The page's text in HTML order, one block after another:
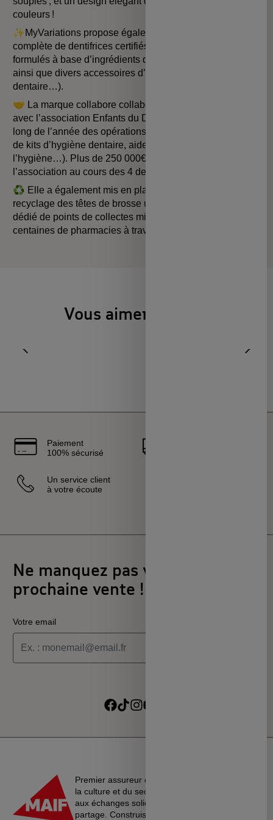
couleurs !
✨MyVariations propose également une gamme
complète de dentifrices certifiés bio Cosmos Organic,
formulés à base d’ingrédients d’origine 100% naturelle,
ainsi que divers accessoires d’hygiène dentaire (fil
dentaire…).
🤝 La marque collabore collabore depuis son lancement
avec l’association Enfants du Désert, en finançant tout au
long de l’année des opérations humanitaires (distribution
de kits d’hygiène dentaire, aide à l’accès à l’éducation, à
l’hygiène…). Plus de 250 000€ ont été reversés à
l’association au cours des 4 dernières années.
♻️ Elle a également mis en place un système de
recyclage des têtes de brosse usagées, via son réseau
dédié de points de collectes mis en place dans des
centaines de pharmacies à travers toute la France.
Vous aimerez aussi
Aller à l'élément précédent
Paiement
100% sécurisé
Un service client
à votre écoute
Ne manquez pas votre
prochaine vente !
Votre email
Je souhaite recevoir les alertes des ventes découvertes du
Premier assureur du monde de l’éducation, de
la culture et du secteur associatif, La MAIF croit
aux échanges solidaires, à l’entraide et au
partage. Construisons une société plus